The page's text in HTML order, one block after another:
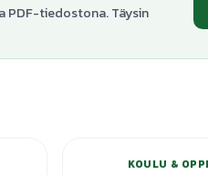
PDF-tiedostona. Täysin
KOULU &